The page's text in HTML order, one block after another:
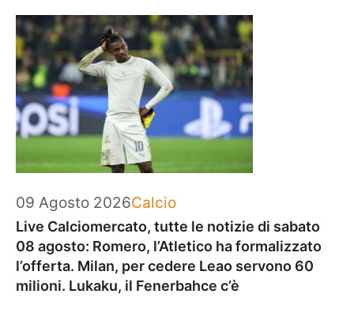
09 Agosto 2026Categorie
Calcio
Live Calciomercato, tutte le notizie di sabato
08 agosto: Romero, l’Atletico ha formalizzato
l’offerta. Milan, per cedere Leao servono 60
milioni. Lukaku, il Fenerbahce c’è